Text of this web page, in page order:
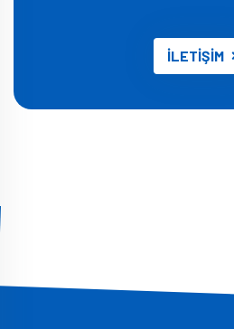
İLETİŞİM